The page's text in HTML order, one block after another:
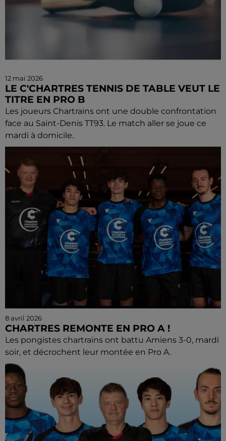
12 mai 2026
LE C'CHARTRES TENNIS DE TABLE VEUT LE
TITRE EN PRO B
Les joueurs Chartrains ont une double confrontation
face au Saint-Denis TT93. Le match aller se joue ce
mardi à domicile.
8 avril 2026
CHARTRES REMONTE EN PRO A !
Les pongistes chartrains ont battu Amiens 3-0, mardi
soir, et décrochent leur montée en Pro A.